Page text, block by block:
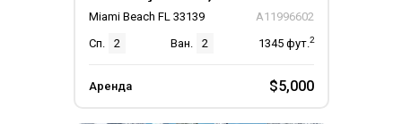
Miami Beach FL 33139
A11996602
Сп.
2 Ван. 2 1345 фут.2
Аренда $5,000